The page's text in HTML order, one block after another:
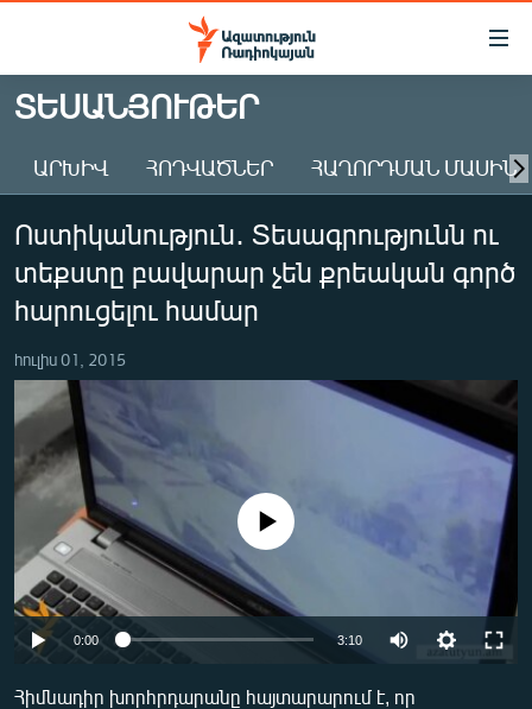
Մատչելիության
Անցնել
հիմնական
Անցնել
հիմնական
մենյուին
Որոնում
ԱԶԱՏՈՒԹՅՈՒՆ TV
ՀԱՅԱՍՏԱՆ
ԸՆՏՐՈՒԹՅՈՒՆՆԵՐ 2026
ԻՐԱՎՈՒՆՔ
ՏՆՏԵՍՈՒԹՅՈՒՆ
ՂԱՐԱԲԱՂ
ՊԱՏԵՐԱԶՄԻ 6 ՇԱԲԱԹՆԵՐԸ
ՏԱՐԱԾԱՇՐՋԱՆ
ՄԻՋԱԶԳԱՅԻՆ
ՄՇԱԿՈՒՅԹ
ՍՊՈՐՏ
ՏԵՍԱՆՅՈՒԹԵՐ
ԱՐԽԻՎ ՀՈԴՎԱԾՆԵՐ ՀԱՂՈՐԴՄԱՆ ՄԱՍԻՆ
Ոստիկանություն․ Տեսագրությունն ու
տեքստը բավարար չեն քրեական գործ
հարուցելու համար
հուլիս 01, 2015
No media source currently available
0:00 3:10
Հիմնադիր խորհրդարանը հայտարարում է, որ